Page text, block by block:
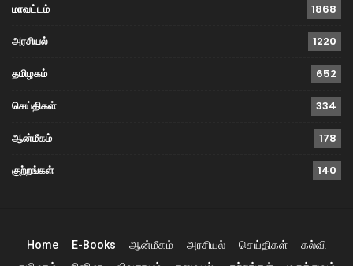
மாவட்டம் 1868
அரசியல் 1220
தமிழகம் 652
செய்திகள் 334
ஆன்மீகம் 178
குற்றங்கள் 140
Home E-Books ஆன்மீகம் அரசியல் செய்திகள்
கல்வி